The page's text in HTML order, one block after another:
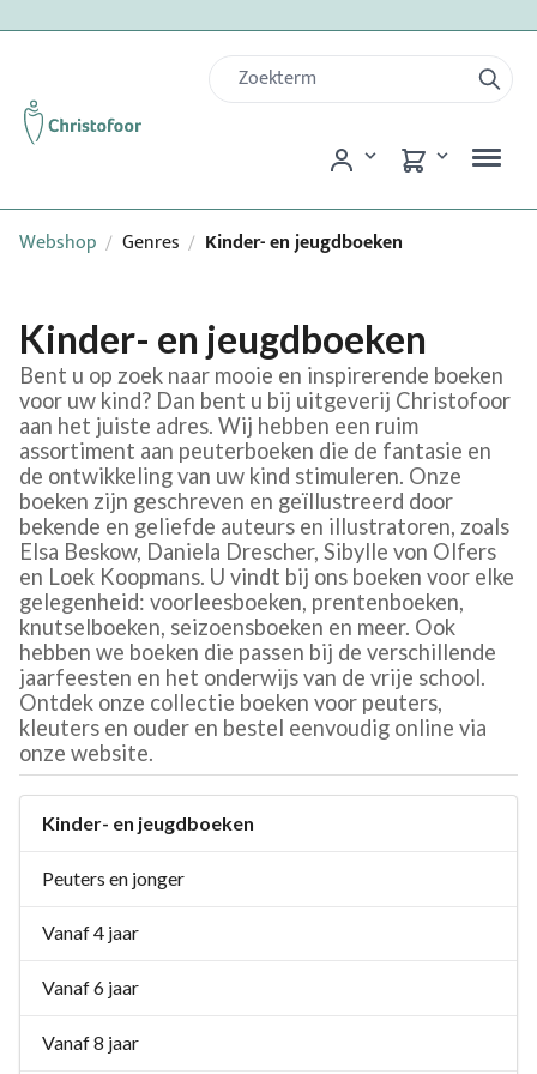
Webshop / Genres / Kinder- en jeugdboeken
Kinder- en jeugdboeken
Bent u op zoek naar mooie en inspirerende boeken
voor uw kind? Dan bent u bij uitgeverij Christofoor
aan het juiste adres. Wij hebben een ruim
assortiment aan peuterboeken die de fantasie en
de ontwikkeling van uw kind stimuleren. Onze
boeken zijn geschreven en geïllustreerd door
bekende en geliefde auteurs en illustratoren, zoals
Elsa Beskow, Daniela Drescher, Sibylle von Olfers
en Loek Koopmans. U vindt bij ons boeken voor elke
gelegenheid: voorleesboeken, prentenboeken,
knutselboeken, seizoensboeken en meer. Ook
hebben we boeken die passen bij de verschillende
jaarfeesten en het onderwijs van de vrije school.
Ontdek onze collectie boeken voor peuters,
kleuters en ouder en bestel eenvoudig online via
onze website.
Kinder- en jeugdboeken
Peuters en jonger
Vanaf 4 jaar
Vanaf 6 jaar
Vanaf 8 jaar